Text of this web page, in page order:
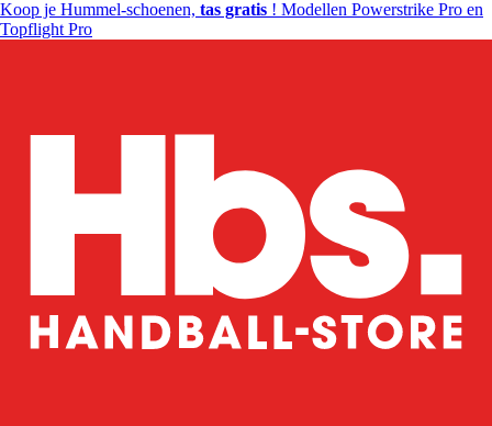
Koop je Hummel-schoenen, tas gratis ! Modellen Powerstrike Pro en
Topflight Pro